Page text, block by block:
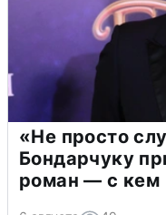
«Не просто
Бондарчуку
роман — с кем